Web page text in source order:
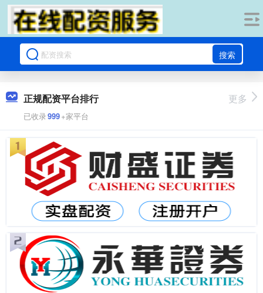
搜索
正规配资平台排行
已收录999+家平台
更多